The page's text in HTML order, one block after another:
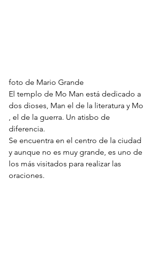
foto de Mario Grande
El templo de Mo Man está dedicado a
dos dioses, Man el de la literatura y Mo
, el de la guerra. Un atisbo de
diferencia.
Se encuentra en el centro de la ciudad
y aunque no es muy grande, es uno de
los más visitados para realizar las
oraciones.